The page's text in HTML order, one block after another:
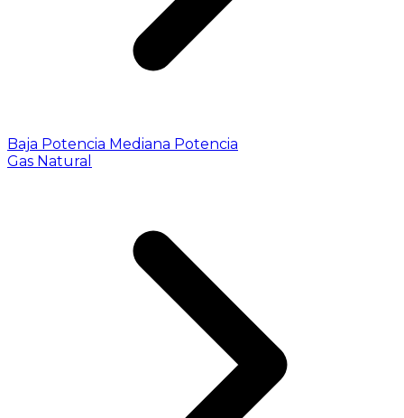
Baja Potencia Mediana Potencia
Gas Natural